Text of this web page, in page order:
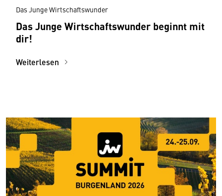
Das Junge Wirtschaftswunder
Das Junge Wirtschaftswunder beginnt mit
dir!
Weiterlesen